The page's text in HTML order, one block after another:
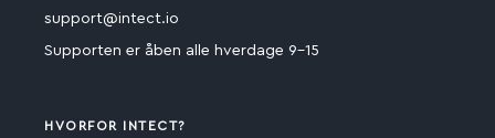
support@intect.io
Supporten er åben alle hverdage 9-15
HVORFOR INTECT?